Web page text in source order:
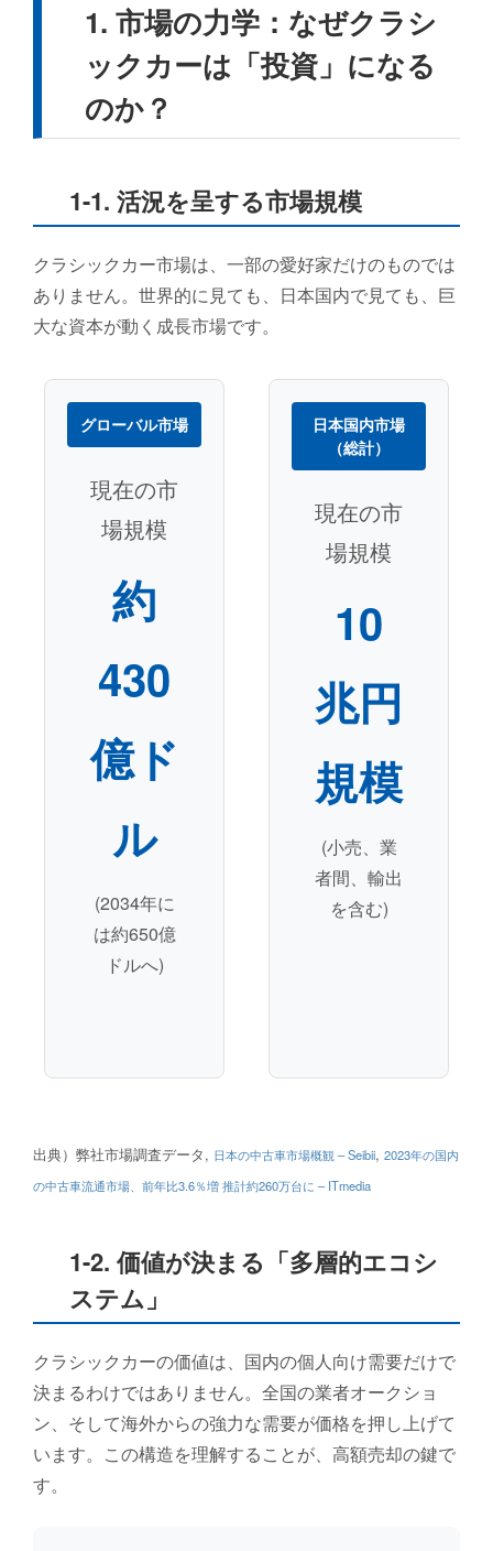
2. 価値評価の解剖学：あなたの車の真価を見極める
「オリジナル性」という絶対的価値
「マッチングナンバー」の神話と現実
非純正部品（社外パーツ）の評価
レストアの功罪
査定士がチェックする具体的なポイント
3. 中古車買取業界の罠：巧妙な減額手口とその回避策
信頼が崩壊した市場と「二重査定」
契約書の落とし穴と法的対抗策
その他のトラブル事例
4. 成功へのロードマップ：信頼できる専門店の選定と売
なぜ専門店でなければならないのか
売却プロセスのステップ・バイ・ステップ
ケーススタディ：成功と失敗の分水嶺
1. 市場の力学：なぜクラシ
ックカーは「投資」になる
のか？
1-1. 活況を呈する市場規模
クラシックカー市場は、一部の愛好家だけのものでは
ありません。世界的に見ても、日本国内で見ても、巨
大な資本が動く成長市場です。
グローバル市場
現在の市
場規模
約
430
億ド
ル
(2034年に
は約650億
ドルへ)
日本国内市場
（総計）
現在の市
場規模
10
兆円
規模
(小売、業
者間、輸出
を含む)
出典）弊社市場調査データ, 日本の中古車市場概観 – Seibii, 2023年の国内
の中古車流通市場、前年比3.6％増 推計約260万台に – ITmedia
1-2. 価値が決まる「多層的エコシ
ステム」
クラシックカーの価値は、国内の個人向け需要だけで
決まるわけではありません。全国の業者オークショ
ン、そして海外からの強力な需要が価格を押し上げて
います。この構造を理解することが、高額売却の鍵で
す。